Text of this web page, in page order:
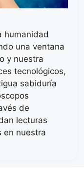
humanidad
una ventana
y nuestra
tecnológicos,
sabiduría
de
lecturas
en nuestra